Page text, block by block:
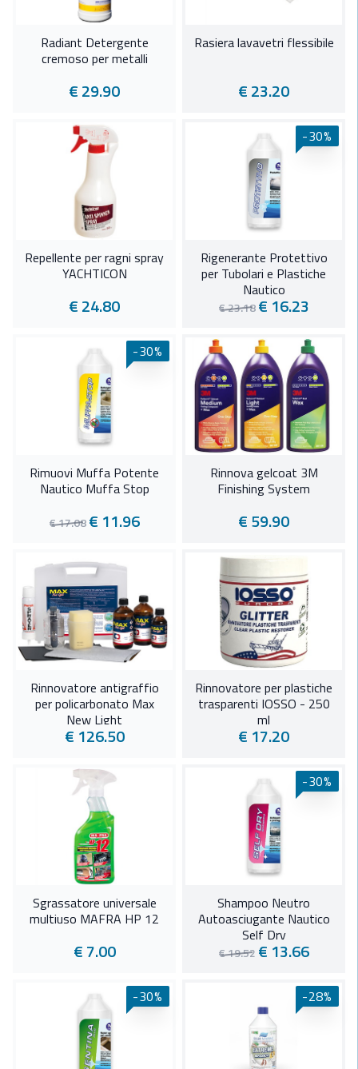
Radiant Detergente
cremoso per metalli
€ 29.90
Rasiera lavavetri flessibile
€ 23.20
Repellente per ragni spray
YACHTICON
€ 24.80
Rigenerante Protettivo
per Tubolari e Plastiche
Nautico
€ 23.18€ 16.23
-30%
Rimuovi Muffa Potente
Nautico Muffa Stop
€ 17.08€ 11.96
-30%
Rinnova gelcoat 3M
Finishing System
€ 59.90
Rinnovatore antigraffio
per policarbonato Max
New Light
€ 126.50
Rinnovatore per plastiche
trasparenti IOSSO - 250
ml
€ 17.20
Sgrassatore universale
multiuso MAFRA HP 12
€ 7.00
Shampoo Neutro
Autoasciugante Nautico
Self Dry
€ 19.52 € 13.66
-30%
-30% -28%